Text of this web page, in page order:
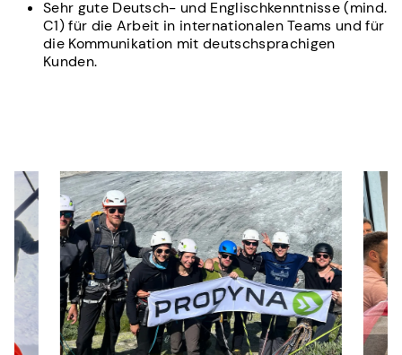
Sehr gute Deutsch- und Englischkenntnisse (mind.
C1) für die Arbeit in internationalen Teams und für
die Kommunikation mit deutschsprachigen
Kunden.